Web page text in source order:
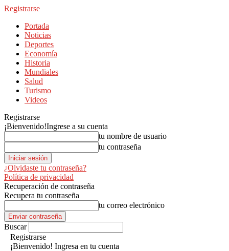
Registrarse
Portada
Noticias
Deportes
Economía
Historia
Mundiales
Salud
Turismo
Videos
Registrarse
¡Bienvenido!Ingrese a su cuenta
tu nombre de usuario
tu contraseña
¿Olvidaste tu contraseña?
Política de privacidad
Recuperación de contraseña
Recupera tu contraseña
tu correo electrónico
Buscar
Registrarse
¡Bienvenido! Ingresa en tu cuenta